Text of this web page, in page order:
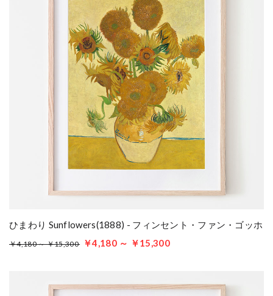
ひまわり Sunflowers(1888) - フィンセント・ファン・ゴッホ
￥4,180 ～ ￥15,300 ￥4,180 ～ ￥15,300